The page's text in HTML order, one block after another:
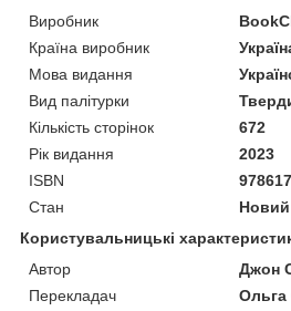
Виробник
Країна виробник
Мова видання
Вид палітурки
Кількість сторінок
672
Рік видання
2023
ISBN
Стан
Новий
Користувальницькі
Автор
Джон
Перекладач